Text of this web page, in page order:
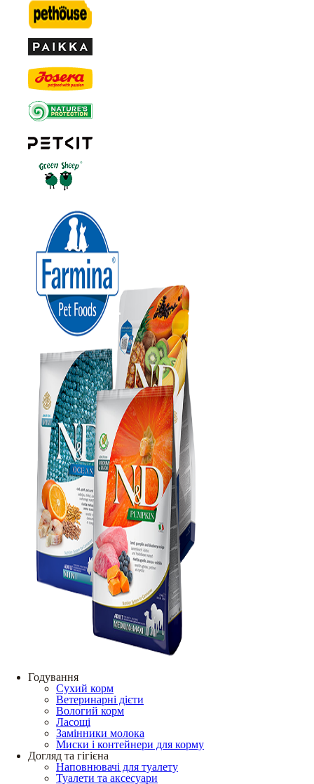
Годування
Сухий корм
Ветеринарні дієти
Вологий корм
Ласощі
Замінники молока
Миски і контейнери для корму
Догляд та гігієна
Наповнювачі для туалету
Туалети та аксесуари